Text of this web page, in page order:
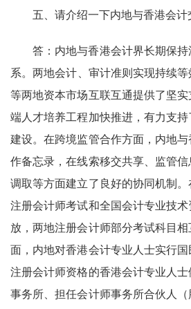
五、请介绍一下内地与香港会计
答： 内地与香港会计界长期保
系。两地会计、审计准则实现持续等
等两地资本市场互联互通提供了坚实
端人才培养工程加快推进， 有力支
建设。在跨境监管合作方面，内地与
作备忘录，在线索移交共享、监管信
调取等方面建立了良好的协同机制。
注册会计师考试和全国会计专业技
放，两地注册会计师部分考试科目
面，内地对香港会计专业人士实行
注册会计师资格的香港会计专业人
事务所、担任会计师事务所合伙人